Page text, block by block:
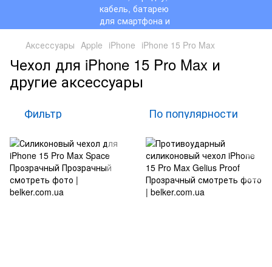
Аксессуары Apple iPhone iPhone 15 Pro Max
Чехол для iPhone 15 Pro Max и
другие аксессуары
Фильтр По популярности